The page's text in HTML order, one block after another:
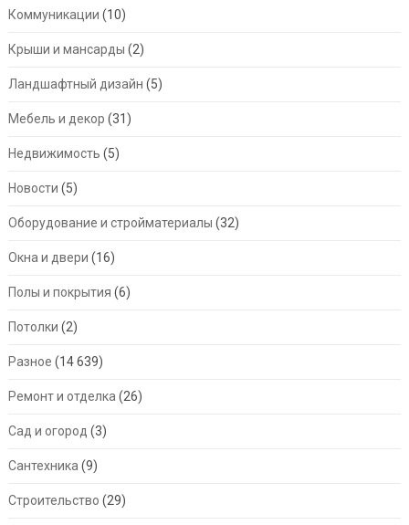
Коммуникации (10)
Крыши и мансарды (2)
Ландшафтный дизайн (5)
Мебель и декор (31)
Недвижимость (5)
Новости (5)
Оборудование и стройматериалы (32)
Окна и двери (16)
Полы и покрытия (6)
Потолки (2)
Разное (14 639)
Ремонт и отделка (26)
Сад и огород (3)
Сантехника (9)
Строительство (29)